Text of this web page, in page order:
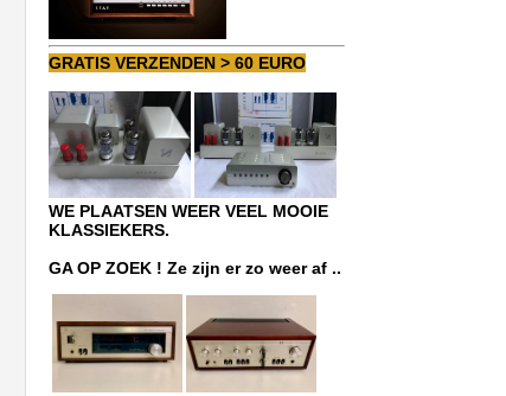
GRATIS VERZENDEN > 60 EURO
WE PLAATSEN WEER VEEL MOOIE
KLASSIEKERS.
GA OP ZOEK ! Ze zijn er zo weer af ..